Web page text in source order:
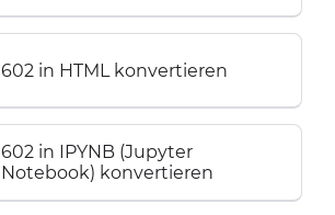
602 in HTML konvertieren
602 in IPYNB (Jupyter
Notebook) konvertieren